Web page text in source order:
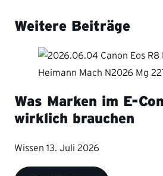
Weitere Beiträge
Was Marken im E-
wirklich brauchen
Wissen 13. Juli 2026